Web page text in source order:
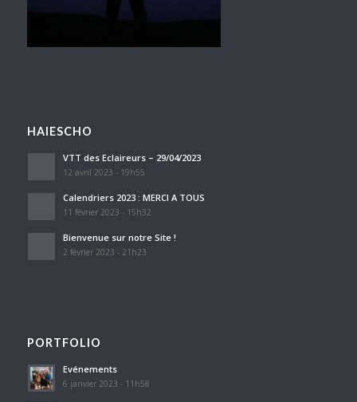
HAIESCHO
VTT des Eclaireurs – 29/04/2023
12 avril 2023 - 19h55
Calendriers 2023 : MERCI A TOUS
11 février 2023 - 15h32
Bienvenue sur notre Site !
2 février 2023 - 21h23
PORTFOLIO
Evénements
6 janvier 2023 - 11h58